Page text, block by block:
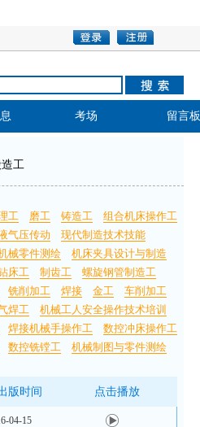
考场 留言板
工
工 磨工 铸造工
组合机床操作工
气压传动
现代制造技术技能
械零件测绘
机床夹具设计与制造
床工 制齿工
螺旋钢管制造工
铣削加工 焊接 金工
车削加工
焊工
机械工人安全操作技术培训
焊接机械手操作工
数控冲床操作工
数控铣镗工 机械制图与零件测绘
版时间 点击播放
04-15